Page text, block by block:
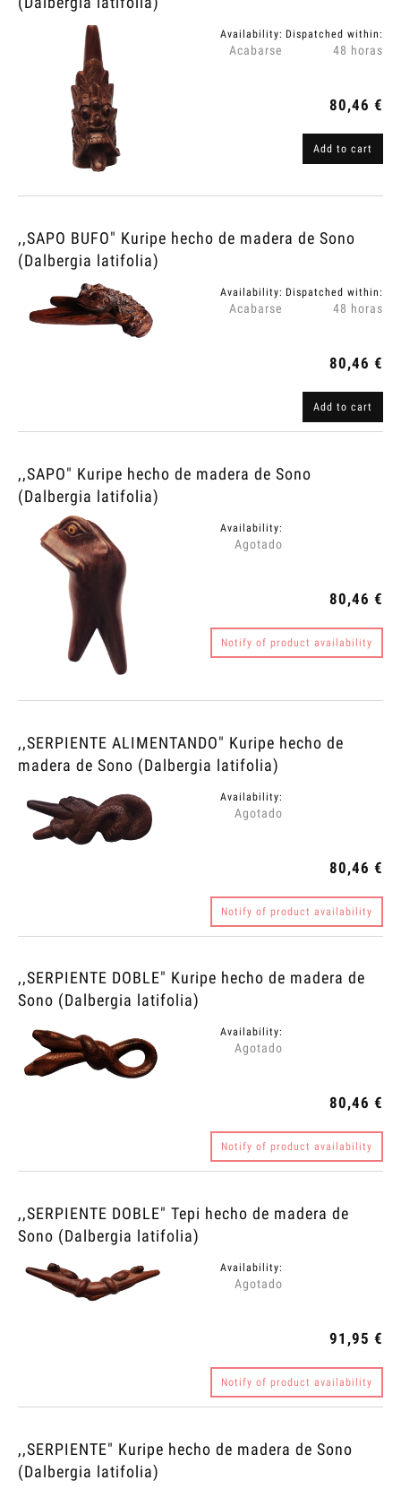
Availability:
Acabarse
Dispatched within:
48 horas
80,46 €
Add to cart
,,SAPO BUFO" Kuripe hecho de madera de Sono
(Dalbergia latifolia)
Availability:
Acabarse
Dispatched within:
48 horas
80,46 €
Add to cart
,,SAPO" Kuripe hecho de madera de Sono
(Dalbergia latifolia)
Availability:
Agotado
80,46 €
Notify of product availability
,,SERPIENTE ALIMENTANDO" Kuripe hecho de
madera de Sono (Dalbergia latifolia)
Availability:
Agotado
80,46 €
Notify of product availability
,,SERPIENTE DOBLE" Kuripe hecho de madera de
Sono (Dalbergia latifolia)
Availability:
Agotado
80,46 €
Notify of product availability
,,SERPIENTE DOBLE" Tepi hecho de madera de
Sono (Dalbergia latifolia)
Availability:
Agotado
91,95 €
Notify of product availability
,,SERPIENTE" Kuripe hecho de madera de Sono
(Dalbergia latifolia)